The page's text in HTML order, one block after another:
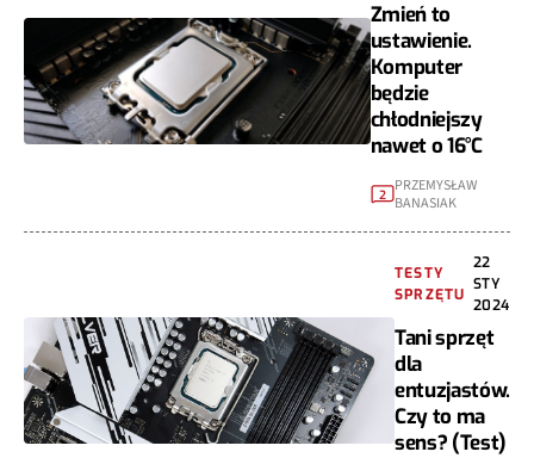
Zmień to
ustawienie.
Komputer
będzie
chłodniejszy
nawet o 16°C
2 PRZEMYSŁAW
BANASIAK
TESTY
SPRZĘTU
22
STY
2024
Tani sprzęt
dla
entuzjastów.
Czy to ma
sens? (Test)